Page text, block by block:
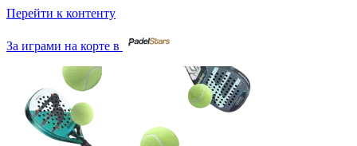
Перейти к контенту
За играми на корте в